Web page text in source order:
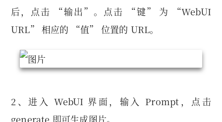
后，点击 “输出”。点击 “键” 为 “WebUI
URL” 相应的 “值” 位置的 URL。
2、进入 WebUI 界面，输入 Prompt，点击
generate 即可生成图片。